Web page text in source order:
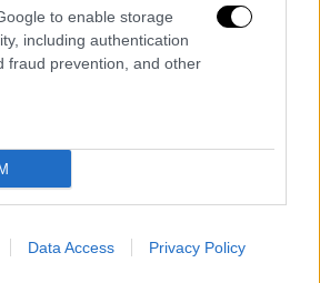
to enable storage
including authentication
fraud prevention, and other
Data Access Privacy Policy
του, δηλώνει πως η
του δίνει δύναμη: «Δεν
αυτές τις ημέρες, έχουν
Ζητώ το
από τι πέθανε το παιδί